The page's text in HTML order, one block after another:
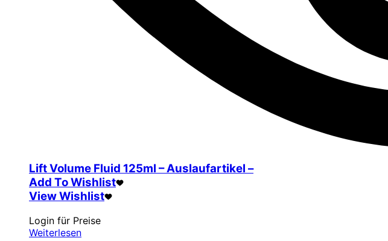
Lift Volume Fluid 125ml – Auslaufartikel –
Add To Wishlist
View Wishlist
Login für Preise
Weiterlesen